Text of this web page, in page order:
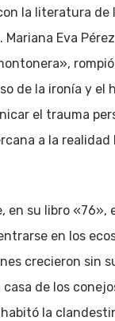
la literatura de
Mariana Eva
de la ironía y el
el trauma
a la realidad
en su libro «76»,
en los
crecieron sin
casa de los
la